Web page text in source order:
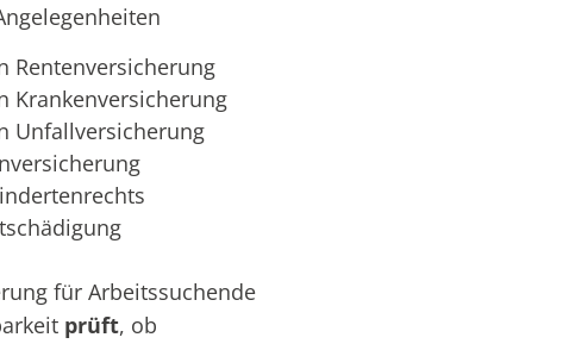
Rentenversicherung
Krankenversicherung
Unfallversicherung
für Arbeitssuchende
prüft, ob